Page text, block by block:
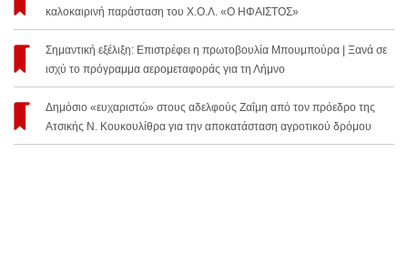
καλοκαιρινή παράσταση του Χ.Ο.Λ. «Ο ΗΦΑΙΣΤΟΣ»
Σημαντική εξέλιξη: Επιστρέφει η πρωτοβουλία Μπουμπούρα | Ξανά σε
ισχύ το πρόγραμμα αερομεταφοράς για τη Λήμνο
Δημόσιο «ευχαριστώ» στους αδελφούς Ζαΐμη από τον πρόεδρο της
Ατσικής Ν. Κουκουλίθρα για την αποκατάσταση αγροτικού δρόμου